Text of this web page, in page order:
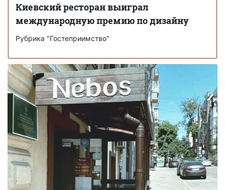
Киевский ресторан выиграл
международную премию по дизайну
Рубрика "Гостеприимство"